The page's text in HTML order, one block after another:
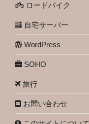
ロードバイク
自宅サーバー
WordPress
SOHO
旅行
お問い合わせ